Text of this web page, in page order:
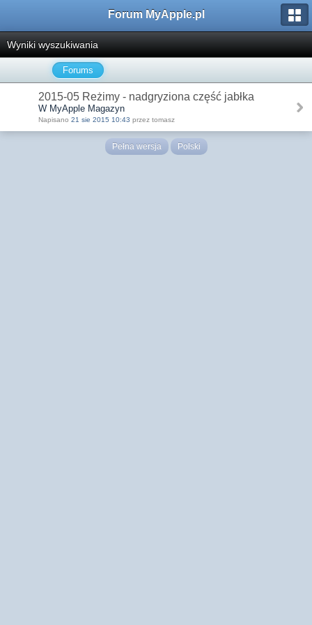
Forum MyApple.pl
Wyniki wyszukiwania
Forums
2015-05 Reżimy - nadgryziona część jabłka
W MyApple Magazyn
Napisano 21 sie 2015 10:43 przez tomasz
Pełna wersja Polski